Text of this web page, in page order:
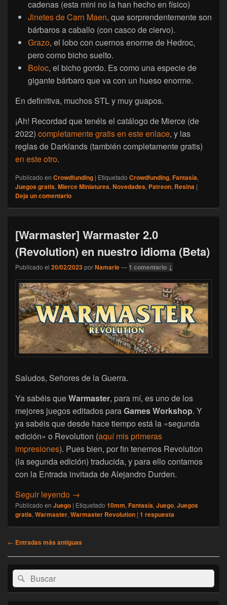
cadenas (esta mini no la han hecho en físico)
Jinetes de Carn Maen, que sorprendentemente son
bárbaros a caballo (con casco de ciervo).
Grazo, el lobo con cuernos enorme de Hedroc,
pero como bicho suelto.
Boloc, el bicho gordo. Es como una especie de
gigante bárbaro que va con un hueso enorme.
En definitiva, muchos STL y muy guapos.
¡Ah! Recordad que tenéis el catálogo de Mierce (de
2022) completamente gratis en este enlace, y las
reglas de Darklands (también completamente gratis)
en este otro.
Publicado en Crowdfunding | Etiquetado Crowdfunding, Fantasía,
Juegos gratis, Mierce Miniatures, Novedades, Patreon, Resina |
Deja un comentario
[Warmaster] Warmaster 2.0
(Revolution) en nuestro idioma (Beta)
Publicado el 20/02/2023porNamarie— 1 comentario ↓
Saludos, Señores de la Guerra.
Ya sabéis queWarmaster, para mí, es uno de los
mejores juegos editados paraGames Workshop. Y
ya sabéis que desde hace tiempo está la «segunda
edición» o Revolution (aquí mis primeras
impresiones). Pues bien, por fin tenemos Revolution
(la segunda edición) traducida, y para ello contamos
con la Entrada invitada de Alejandro Durden.
Seguir leyendo [Warmaster] Warmaster 2.0 (Revolution)
→
Publicado en Juego | Etiquetado 10mm, Fantasía, Juego, Juegos
gratis, Warmaster, Warmaster Revolution | 1 respuesta
Navegación
← Entradas más antiguas
El
área
de
Buscar
por:
Buscar